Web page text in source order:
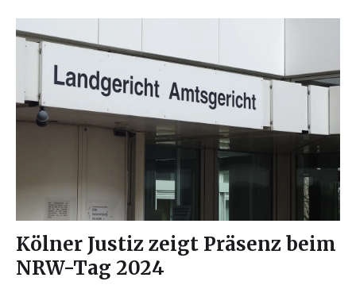
Kölner Justiz zeigt Präsenz beim
NRW-Tag 2024